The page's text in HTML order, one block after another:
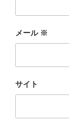
メール ※
サイト